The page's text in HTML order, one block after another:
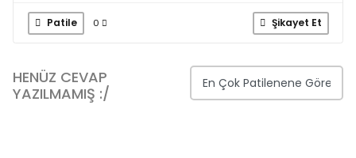
Patile 0 Şikayet Et
HENÜZ CEVAP
YAZILMAMIŞ :/